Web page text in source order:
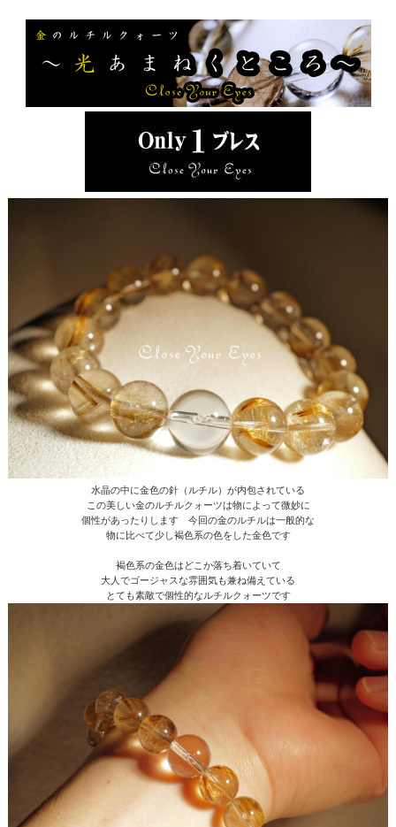
水晶の中に金色の針（ルチル）が内包されている
この美しい金のルチルクォーツは物によって微妙に
個性があったりします 今回の金のルチルは一般的な
物に比べて少し褐色系の色をした金色です
褐色系の金色はどこか落ち着いていて
大人でゴージャスな雰囲気も兼ね備えている
とても素敵で個性的なルチルクォーツです